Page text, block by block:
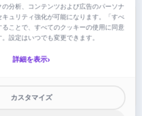
分析、コンテンツおよび広告のパーソナ
ュリティ強化が可能になります。「すべ
ことで、すべてのクッキーの使用に同意
設定はいつでも変更できます。
詳細を表示›
カスタマイズ
の法律管轄下にあります。